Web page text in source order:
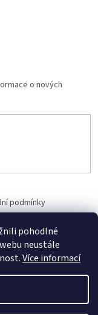
pohodlné
neustále
Více informací
o nových
podmínky